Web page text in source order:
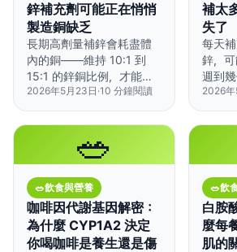
鋅補充劑可能正在悄悄
製造銅缺乏
長期高劑量補鋅會耗盡體
內的銅——維持 10:1 到
15:1 的鋅銅比例，才能保
護你的血球、神經和免疫
系統。
2026年5月23日 ·10 分鐘閱讀
補太
失了
每天
鋅，
週到
勞、
2026
🥗
🥗飲食與營養
咖啡因代謝基因解密：
為什麼 CYP1A2 決定
你喝咖啡是養生還是傷
🥗飲
白胺
麼每
肌的